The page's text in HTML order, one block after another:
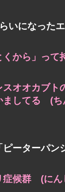
いになった
から」って
オオカブト
ましてる (ち
ピーターパ
症候群 (にん